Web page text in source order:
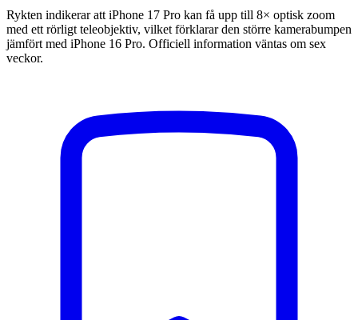
Rykten indikerar att iPhone 17 Pro kan få upp till 8× optisk zoom
med ett rörligt teleobjektiv, vilket förklarar den större kamerabumpen
jämfört med iPhone 16 Pro. Officiell information väntas om sex
veckor.